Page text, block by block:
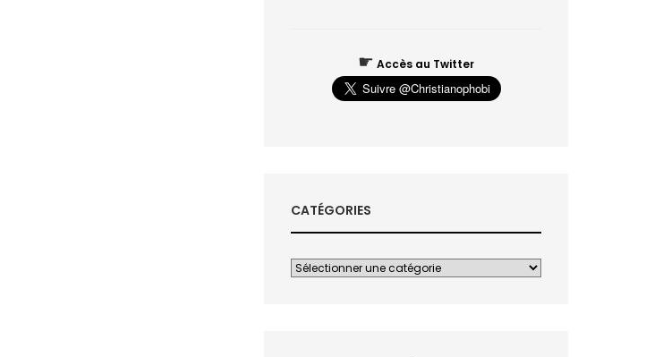
☛ Accès au Twitter
CATÉGORIES